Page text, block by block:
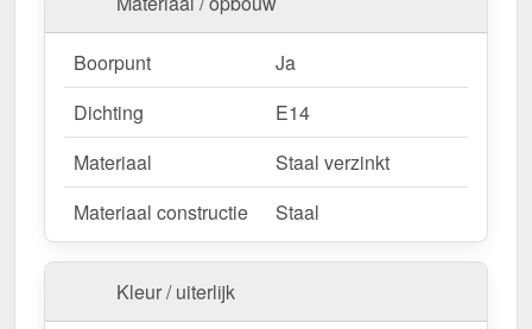
Boorpunt
Ja
Dichting
E14
Materiaal
Staal verzinkt
Materiaal constructie
Staal
Kleur / uiterlijk